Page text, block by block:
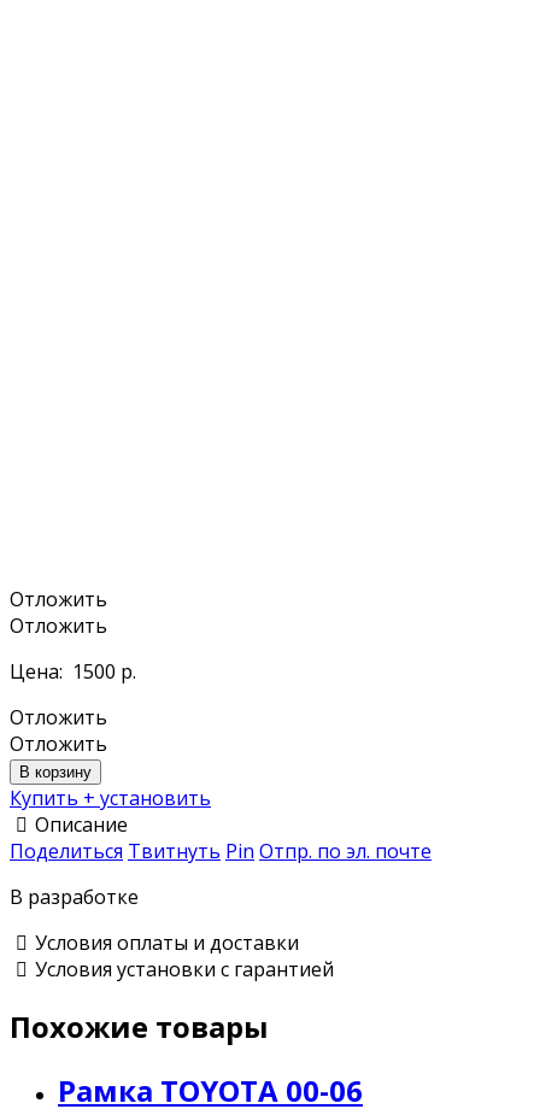
Отложить
Отложить
Цена: 1500 р.
Отложить
Отложить
В корзину
Купить + установить
Описание
Поделиться Твитнуть Pin Отпр. по эл. почте
В разработке
Условия оплаты и доставки
Условия установки с гарантией
Похожие товары
Рамка TOYOTA 00-06